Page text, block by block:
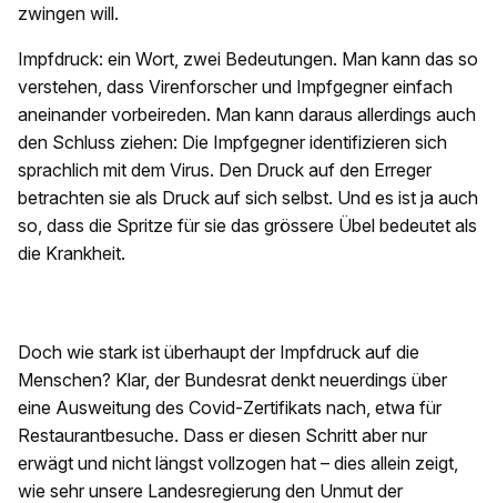
zwingen will.
Impfdruck: ein Wort, zwei Bedeutungen. Man kann das so
verstehen, dass Virenforscher und Impfgegner einfach
aneinander vorbeireden. Man kann daraus allerdings auch
den Schluss ziehen: Die Impfgegner identifizieren sich
sprachlich mit dem Virus. Den Druck auf den Erreger
betrachten sie als Druck auf sich selbst. Und es ist ja auch
so, dass die Spritze für sie das grössere Übel bedeutet als
die Krankheit.
Doch wie stark ist überhaupt der Impfdruck auf die
Menschen? Klar, der Bundesrat denkt neuerdings über
eine Ausweitung des Covid-Zertifikats nach, etwa für
Restaurantbesuche. Dass er diesen Schritt aber nur
erwägt und nicht längst vollzogen hat – dies allein zeigt,
wie sehr unsere Landesregierung den Unmut der